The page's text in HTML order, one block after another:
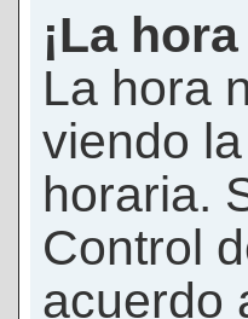
¡La
La hora
viendo
horaria.
Control
acuerdo